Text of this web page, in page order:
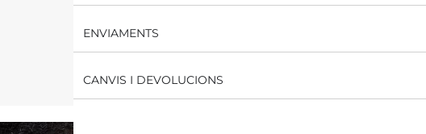
ENVIAMENTS
CANVIS I DEVOLUCIONS